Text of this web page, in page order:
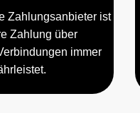
Zahlungsanbieter ist
Zahlung über
immer